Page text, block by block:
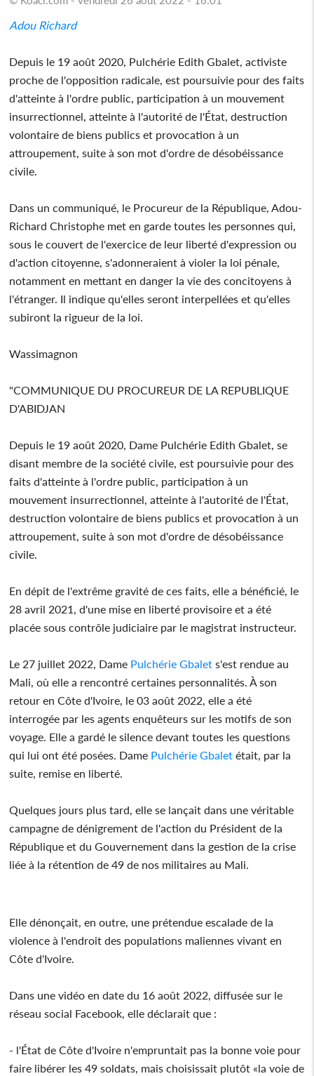
Adou Richard
Depuis le 19 août 2020, Pulchérie Edith Gbalet, activiste
proche de l'opposition radicale, est poursuivie pour des faits
d'atteinte à l'ordre public, participation à un mouvement
insurrectionnel, atteinte à l'autorité de l'État, destruction
volontaire de biens publics et provocation à un
attroupement, suite à son mot d'ordre de désobéissance
civile.
Dans un communiqué, le Procureur de la République, Adou-
Richard Christophe met en garde toutes les personnes qui,
sous le couvert de l'exercice de leur liberté d'expression ou
d'action citoyenne, s'adonneraient à violer la loi pénale,
notamment en mettant en danger la vie des concitoyens à
l'étranger. Il indique qu'elles seront interpellées et qu'elles
subiront la rigueur de la loi.
Wassimagnon
"COMMUNIQUE DU PROCUREUR DE LA REPUBLIQUE
D'ABIDJAN
Depuis le 19 août 2020, Dame Pulchérie Edith Gbalet, se
disant membre de la société civile, est poursuivie pour des
faits d'atteinte à l'ordre public, participation à un
mouvement insurrectionnel, atteinte à l'autorité de l'État,
destruction volontaire de biens publics et provocation à un
attroupement, suite à son mot d'ordre de désobéissance
civile.
En dépit de l'extrême gravité de ces faits, elle a bénéficié, le
28 avril 2021, d'une mise en liberté provisoire et a été
placée sous contrôle judiciaire par le magistrat instructeur.
Le 27 juillet 2022, Dame Pulchérie Gbalet s'est rendue au
Mali, où elle a rencontré certaines personnalités. À son
retour en Côte d'Ivoire, le 03 août 2022, elle a été
interrogée par les agents enquêteurs sur les motifs de son
voyage. Elle a gardé le silence devant toutes les questions
qui lui ont été posées. Dame Pulchérie Gbalet était, par la
suite, remise en liberté.
Quelques jours plus tard, elle se lançait dans une véritable
campagne de dénigrement de l'action du Président de la
République et du Gouvernement dans la gestion de la crise
liée à la rétention de 49 de nos militaires au Mali.
Elle dénonçait, en outre, une prétendue escalade de la
violence à l'endroit des populations maliennes vivant en
Côte d'Ivoire.
Dans une vidéo en date du 16 août 2022, diffusée sur le
réseau social Facebook, elle déclarait que :
- l'État de Côte d'Ivoire n'empruntait pas la bonne voie pour
faire libérer les 49 soldats, mais choisissait plutôt «la voie de